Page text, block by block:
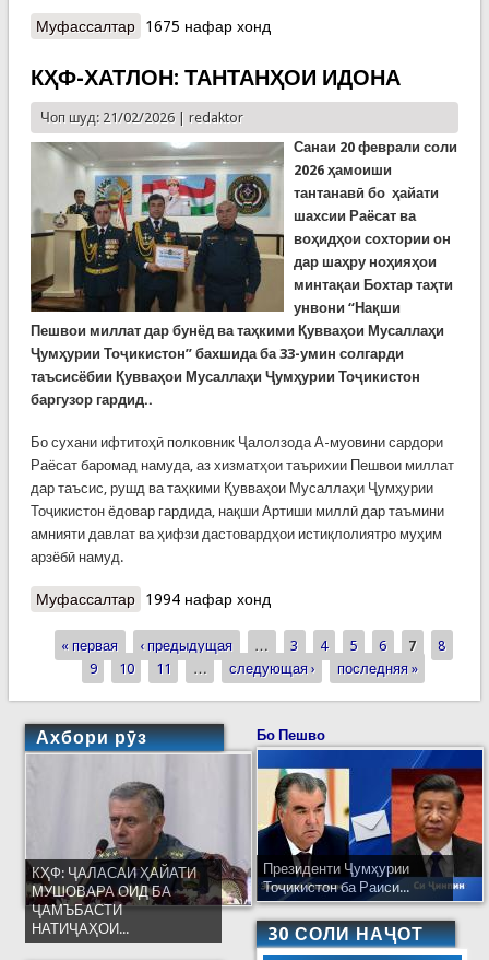
Муфассалтаро КҲФ: "СКАЛА - 2026"
1675 нафар хонд
КҲФ-ХАТЛОН: ТАНТАНҲОИ ИДОНА
Чоп шуд: 21/02/2026 | redaktor
Санаи 20 феврали соли
2026 ҳамоиши
тантанавӣ бо ҳайати
шахсии Раёсат ва
воҳидҳои сохтории он
дар шаҳру ноҳияҳои
минтақаи Бохтар таҳти
унвони “Нақши
Пешвои миллат дар бунёд ва таҳкими Қувваҳои Мусаллаҳи
Ҷумҳурии Тоҷикистон” бахшида ба 33-умин солгарди
таъсисёбии Қувваҳои Мусаллаҳи Ҷумҳурии Тоҷикистон
баргузор гардид..
Бо сухани ифтитоҳӣ полковник Ҷалолзода А-муовини сардори
Раёсат баромад намуда, аз хизматҳои таърихии Пешвои миллат
дар таъсис, рушд ва таҳкими Қувваҳои Мусаллаҳи Ҷумҳурии
Тоҷикистон ёдовар гардида, нақши Артиши миллӣ дар таъмини
амнияти давлат ва ҳифзи дастовардҳои истиқлолиятро муҳим
арзёбӣ намуд.
Муфассалтаро КҲФ-ХАТЛОН: ТАНТАНҲОИ ИДОНА
1994 нафар хонд
Страницы
« первая ‹ предыдущая … 3 4 5 6 7
8
9
10 11 … следующая › последняя »
Ахбори рӯз
КҲФ: ҶАЛАСАИ ҲАЙАТИ
МУШОВАРА ОИД БА
ҶАМЪБАСТИ
НАТИҶАҲОИ...
Бо Пешво
Президенти Ҷумҳурии
Тоҷикистон ба Раиси...
30 СОЛИ НАҶОТ